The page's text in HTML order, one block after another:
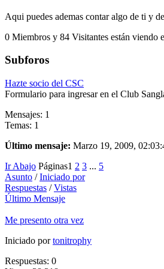
Aqui puedes ademas contar algo de ti y
0 Miembros y 84 Visitantes están viendo
Subforos
Hazte socio del CSC
Formulario para ingresar en el Club
Mensajes: 1
Temas: 1
Último mensaje: Marzo 19, 2009,
Ir Abajo Páginas1 2 3 ... 5
Asunto /Iniciado por
Respuestas /Vistas
Último Mensaje
Me presento otra vez
Iniciado portonitrophy
Respuestas: 0